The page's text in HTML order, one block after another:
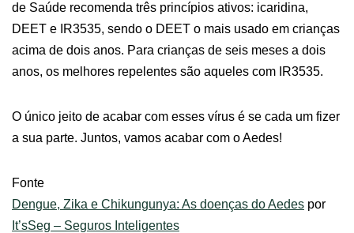
de Saúde recomenda três princípios ativos: icaridina,
DEET e IR3535, sendo o DEET o mais usado em crianças
acima de dois anos. Para crianças de seis meses a dois
anos, os melhores repelentes são aqueles com IR3535.
O único jeito de acabar com esses vírus é se cada um fizer
a sua parte. Juntos, vamos acabar com o Aedes!
Fonte
Dengue, Zika e Chikungunya: As doenças do Aedes por
It’sSeg – Seguros Inteligentes